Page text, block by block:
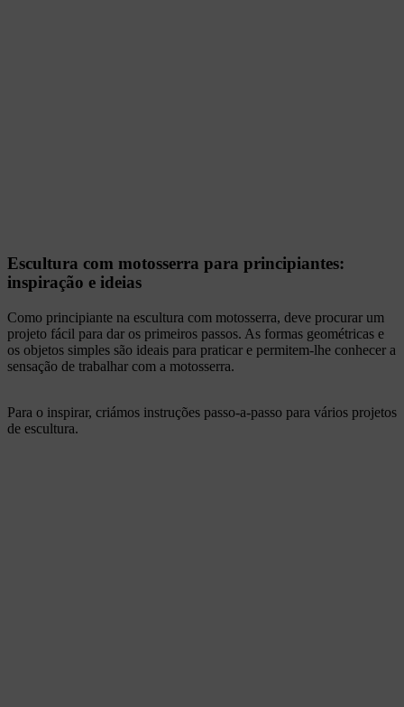
Escultura com motosserra para principiantes:
inspiração e ideias
Como principiante na escultura com motosserra, deve procurar um
projeto fácil para dar os primeiros passos. As formas geométricas e
os objetos simples são ideais para praticar e permitem-lhe conhecer a
sensação de trabalhar com a motosserra.
Para o inspirar, criámos instruções passo-a-passo para vários projetos
de escultura.